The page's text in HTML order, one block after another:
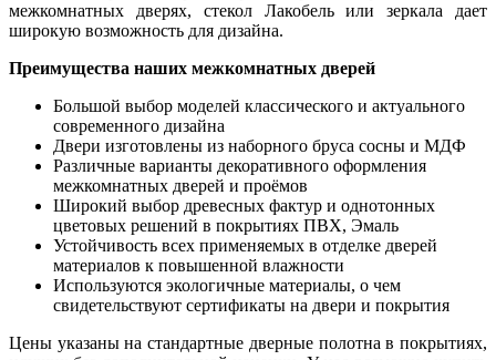
межкомнатных дверях, стекол Лакобель или зеркала дает
широкую возможность для дизайна.
Преимущества наших межкомнатных дверей
Большой выбор моделей классического и актуального
современного дизайна
Двери изготовлены из наборного бруса сосны и МДФ
Различные варианты декоративного оформления
межкомнатных дверей и проёмов
Широкий выбор древесных фактур и однотонных
цветовых решений в покрытиях ПВХ, Эмаль
Устойчивость всех применяемых в отделке дверей
материалов к повышенной влажности
Используются экологичные материалы, о чем
свидетельствуют сертификаты на двери и покрытия
Цены указаны на стандартные дверные полотна в покрытиях,